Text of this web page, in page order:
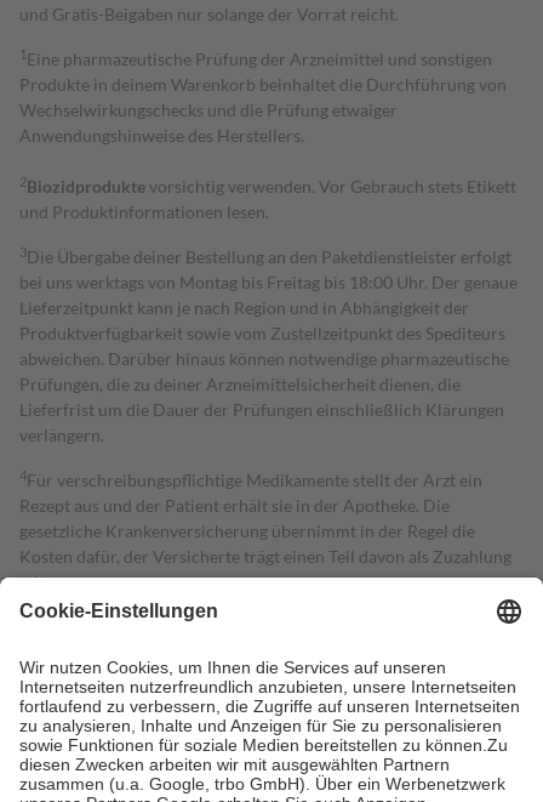
und Gratis-Beigaben nur solange der Vorrat reicht.
1 Eine pharmazeutische Prüfung der Arzneimittel und sonstigen
Produkte in deinem Warenkorb beinhaltet die Durchführung von
Wechselwirkungschecks und die Prüfung etwaiger
Anwendungshinweise des Herstellers.
2Biozidproduktevorsichtig verwenden. Vor Gebrauch stets Etikett
und Produktinformationen lesen.
3Die Übergabe deiner Bestellung an den Paketdienstleister erfolgt
bei uns werktags von Montag bis Freitag bis 18:00 Uhr. Der genaue
Lieferzeitpunkt kann je nach Region und in Abhängigkeit der
Produktverfügbarkeit sowie vom Zustellzeitpunkt des Spediteurs
abweichen. Darüber hinaus können notwendige pharmazeutische
Prüfungen, die zu deiner Arzneimittelsicherheit dienen, die
Lieferfrist um die Dauer der Prüfungen einschließlich Klärungen
verlängern.
4Für verschreibungspflichtige Medikamente stellt der Arzt ein
Rezept aus und der Patient erhält sie in der Apotheke. Die
gesetzliche Krankenversicherung übernimmt in der Regel die
Kosten dafür, der Versicherte trägt einen Teil davon als Zuzahlung
mit.
Grundsätzlich leisten Mitglieder Zuzahlungen in Höhe von zehn
höchstens zehn Euro.
Es sind jedoch nie mehr als die tatsächlichen
Kosten der Leistung zu entrichten.
Diese Regeln gelten grundsätzlich auch für Online-Apotheken.
Bei Heilmitteln und häuslicher Krankenpflege beträgt die
Zuzahlung zehn Prozent der Kosten sowie zehn Euro je
Verordnung.